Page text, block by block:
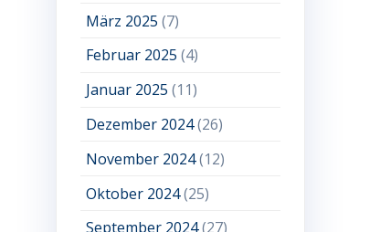
März 2025 (7)
Februar 2025 (4)
Januar 2025 (11)
Dezember 2024(26)
November 2024(12)
Oktober 2024(25)
September 2024(27)